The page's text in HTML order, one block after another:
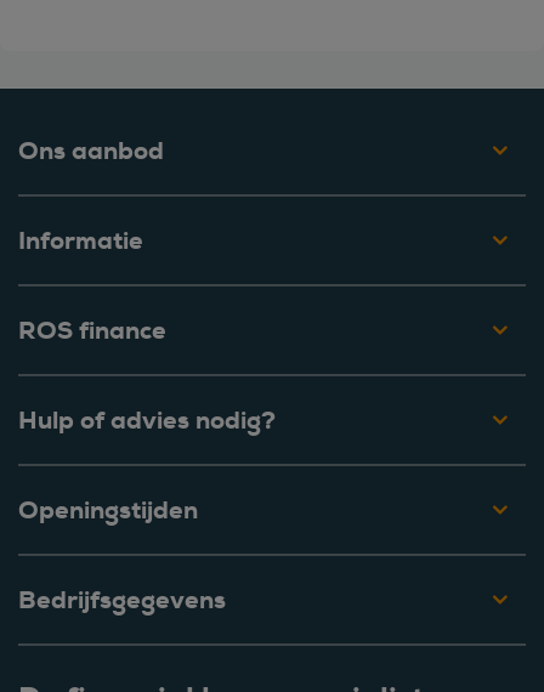
Ons aanbod
Informatie
ROS finance
Hulp of advies nodig?
Openingstijden
Bedrijfsgegevens